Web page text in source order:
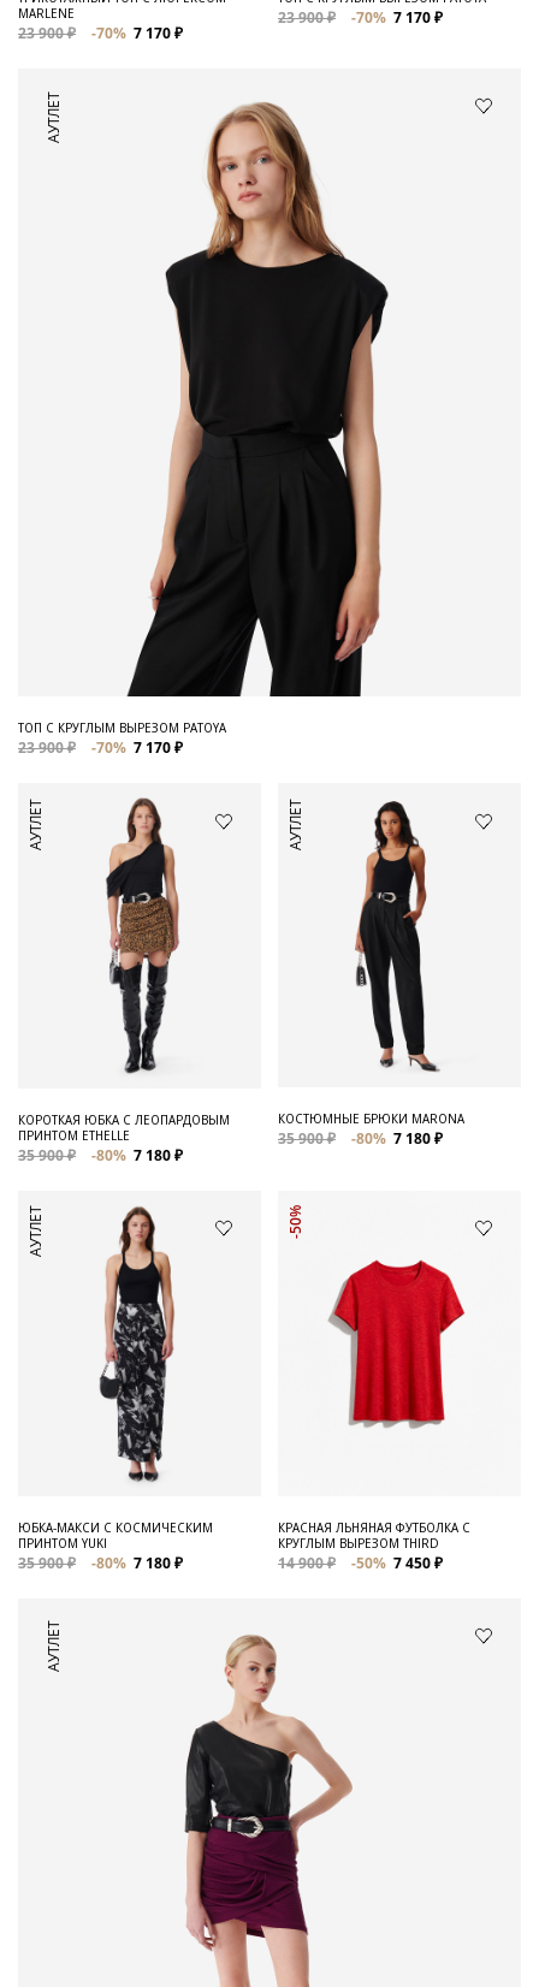
MARLENE
23 900 ₽ -70% 7 170 ₽
23 900 ₽ -70% 7 170 ₽
АУТЛЕТ
ТОП С КРУГЛЫМ ВЫРЕЗОМ PATOYA
23 900 ₽ -70% 7 170 ₽
АУТЛЕТ
КОРОТКАЯ ЮБКА С ЛЕОПАРДОВЫМ
ПРИНТОМ ETHELLE
35 900 ₽ -80% 7 180 ₽
АУТЛЕТ
КОСТЮМНЫЕ БРЮКИ MARONA
35 900 ₽ -80% 7 180 ₽
АУТЛЕТ
ЮБКА-МАКСИ С КОСМИЧЕСКИМ
ПРИНТОМ YUKI
35 900 ₽ -80% 7 180 ₽
-50%
КРАСНАЯ ЛЬНЯНАЯ ФУТБОЛКА С
КРУГЛЫМ ВЫРЕЗОМ THIRD
14 900 ₽ -50% 7 450 ₽
АУТЛЕТ